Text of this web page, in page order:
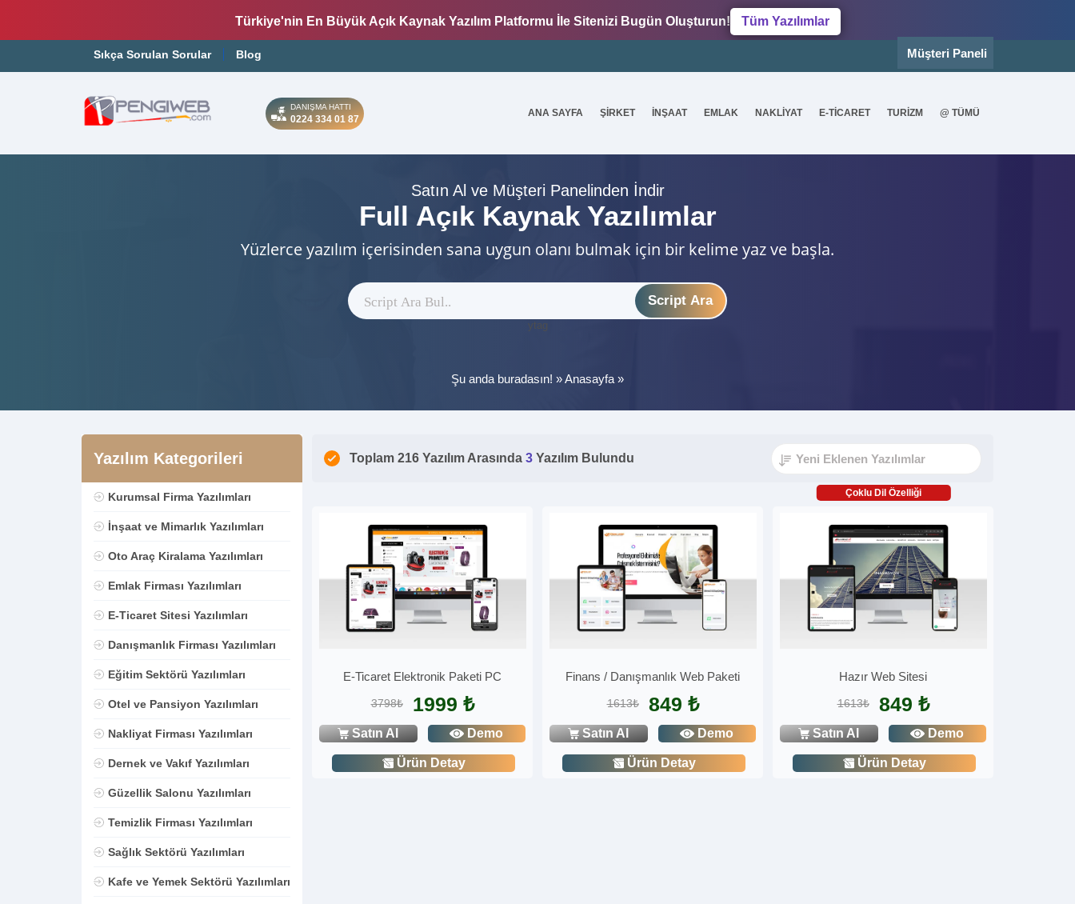
Türkiye'nin En Büyük Açık Kaynak Yazılım Platformu İle Sitenizi Bugün Oluşturun! Tüm Yazılımlar
Sıkça Sorulan Sorular Blog Müşteri Paneli
DANIŞMA HATTI
0224 334 01 87
ANA SAYFA ŞİRKET İNŞAAT EMLAK NAKLİYAT E-TİCARET TURİZM @ TÜMÜ
Satın Al ve Müşteri Panelinden İndir
Full Açık Kaynak Yazılımlar
Yüzlerce yazılım içerisinden sana uygun olanı bulmak için bir kelime yaz ve başla.
Script Ara
ytag
Şu anda buradasın! »Anasayfa »
Yazılım Kategorileri
Kurumsal Firma Yazılımları
İnşaat ve Mimarlık Yazılımları
Oto Araç Kiralama Yazılımları
Emlak Firması Yazılımları
E-Ticaret Sitesi Yazılımları
Danışmanlık Firması Yazılımları
Eğitim Sektörü Yazılımları
Otel ve Pansiyon Yazılımları
Nakliyat Firması Yazılımları
Dernek ve Vakıf Yazılımları
Güzellik Salonu Yazılımları
Temizlik Firması Yazılımları
Sağlık Sektörü Yazılımları
Kafe ve Yemek Sektörü Yazılımları
Toplam 216 Yazılım Arasında 3 Yazılım Bulundu
E-Ticaret Elektronik Paketi PC
3798₺ 1999 ₺
Satın Al Demo
Ürün Detay
Finans / Danışmanlık Web Paketi
1613₺ 849 ₺
Satın Al Demo
Ürün Detay
Çoklu Dil Özelliği
Hazır Web Sitesi
1613₺ 849 ₺
Satın Al Demo
Ürün Detay